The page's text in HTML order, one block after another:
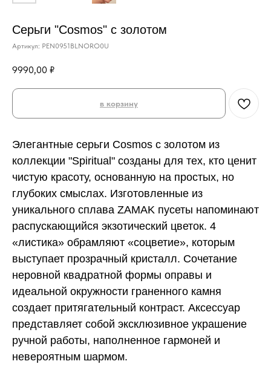
Серьги "Cosmos" с золотом
Артикул: PEN0951BLNORO0U
9990,00 ₽
в корзину
Элегантные серьги Cosmos с золотом из
коллекции "Spiritual" созданы для тех, кто ценит
чистую красоту, основанную на простых, но
глубоких смыслах. Изготовленные из
уникального сплава ZAMAK пусеты напоминают
распускающийся экзотический цветок. 4
«листика» обрамляют «соцветие», которым
выступает прозрачный кристалл. Сочетание
неровной квадратной формы оправы и
идеальной окружности граненного камня
создает притягательный контраст. Аксессуар
представляет собой эксклюзивное украшение
ручной работы, наполненное гармоней и
невероятным шармом.